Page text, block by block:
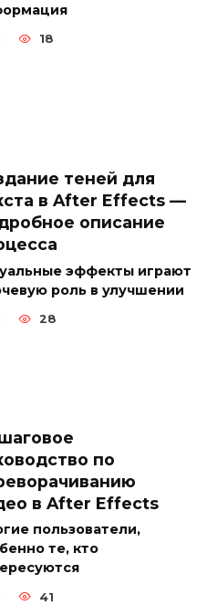
18
теней для
в After Effects —
описание
эффекты играют
роль в улучшении
28
по
в After Effects
пользователи,
те, кто
41